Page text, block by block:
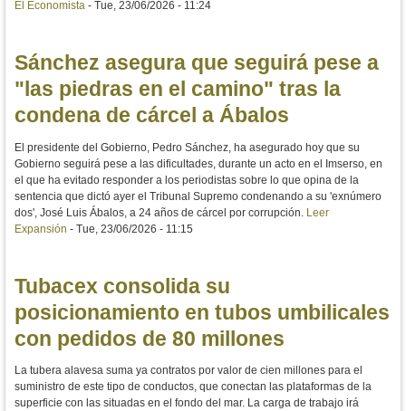
El Economista - Tue, 23/06/2026 - 11:24
Sánchez asegura que seguirá pese a
"las piedras en el camino" tras la
condena de cárcel a Ábalos
El presidente del Gobierno, Pedro Sánchez, ha asegurado hoy que su
Gobierno seguirá pese a las dificultades, durante un acto en el Imserso, en
el que ha evitado responder a los periodistas sobre lo que opina de la
sentencia que dictó ayer el Tribunal Supremo condenando a su 'exnúmero
dos', José Luis Ábalos, a 24 años de cárcel por corrupción. Leer
Expansión - Tue, 23/06/2026 - 11:15
Tubacex consolida su
posicionamiento en tubos umbilicales
con pedidos de 80 millones
La tubera alavesa suma ya contratos por valor de cien millones para el
suministro de este tipo de conductos, que conectan las plataformas de la
superficie con las situadas en el fondo del mar. La carga de trabajo irá